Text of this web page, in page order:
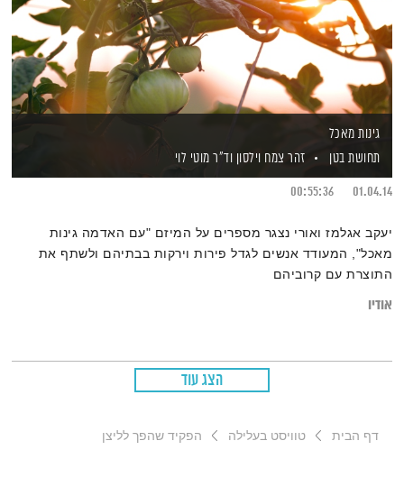
גינות מאכל
תחושת בטן
זהר צמח וילסון וד"ר מוטי לוי
01.04.14
00:55:36
יעקב אגלמז ואורי נצגר מספרים על המיזם "עם האדמה גינות
מאכל", המעודד אנשים לגדל פירות וירקות בבתיהם ולשתף את
התוצרת עם קרוביהם
אודיו
הצג עוד
דף הבית טוויסט בעלילה הפקיד שהפך לליצן